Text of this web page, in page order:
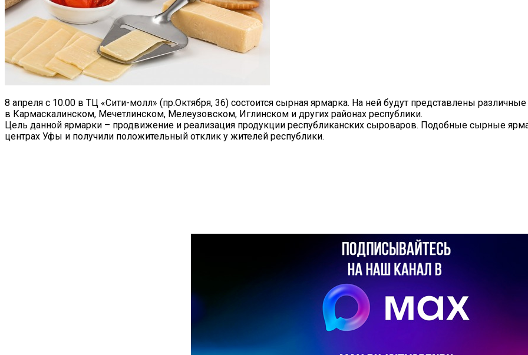
8 апреля с 10.00 в ТЦ «Сити-молл» (пр.Октября, 36) состоится сырная ярмарка. На ней будут представлены
в Кармаскалинском, Мечетлинском, Мелеузовском, Иглинском и других районах республики.
Цель данной ярмарки – продвижение и реализация продукции республиканских сыроваров. Подобные сырные
центрах Уфы и получили положительный отклик у жителей республики.